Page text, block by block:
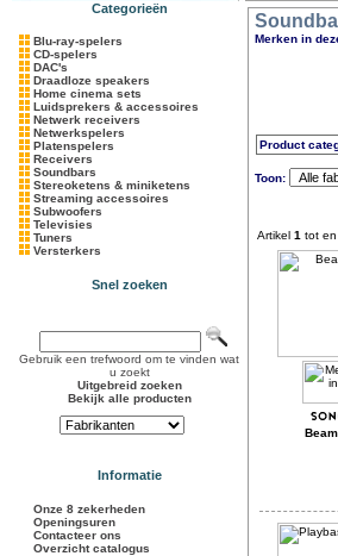
Categorieën
Blu-ray-spelers
CD-spelers
DAC's
Draadloze speakers
Home cinema sets
Luidsprekers & accessoires
Netwerk receivers
Netwerkspelers
Platenspelers
Receivers
Soundbars
Stereoketens & miniketens
Streaming accessoires
Subwoofers
Televisies
Tuners
Versterkers
Snel zoeken
Gebruik een trefwoord om te vinden wat
u zoekt
Uitgebreid zoeken
Bekijk alle producten
Informatie
Onze 8 zekerheden
Openingsuren
Contacteer ons
Overzicht catalogus
Merken in
Product
Toon:
Artikel 1 tot